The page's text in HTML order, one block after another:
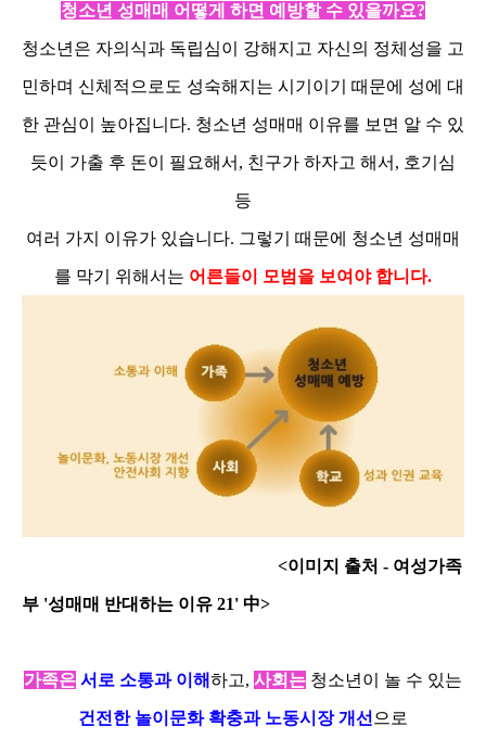
청소년 성매매 어떻게 하면 예방할 수 있을까요?
청소년은 자의식과 독립심이 강해지고 자신의 정체성을 고
민하며 신체적으로도 성숙해지는 시기이기 때문에 성에 대
한 관심이 높아집니다. 청소년 성매매 이유를 보면 알 수 있
듯이 가출 후 돈이 필요해서, 친구가 하자고 해서, 호기심
등
여러 가지 이유가 있습니다. 그렇기 때문에 청소년 성매매
를 막기 위해서는 어른들이 모범을 보여야 합니다.
<이미지 출처 - 여성가족
부 '성매매 반대하는 이유 21' 中>
가족은 서로 소통과 이해하고, 사회는 청소년이 놀 수 있는
건전한 놀이문화 확충과 노동시장 개선 으로